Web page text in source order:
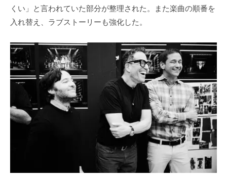
くい」と言われていた部分が整理された。また楽曲の順番を
入れ替え、ラブストーリーも強化した。